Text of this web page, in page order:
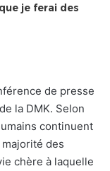
je ferai des
de presse
la DMK. Selon
continuent
majorité des
chère à laquelle